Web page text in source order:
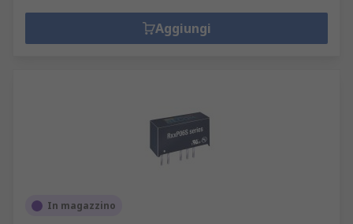
Aggiungi
In magazzino